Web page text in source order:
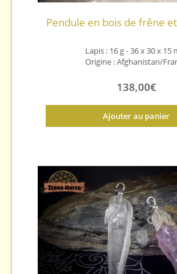
Pendule en bois de frêne
Lapis : 16 g - 36 x 30 x 15
Origine : Afghanistan/
138,00€
Ajouter au panier